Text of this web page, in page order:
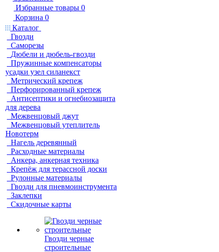
Избранные товары 0
Корзина 0
Каталог
Гвозди
Саморезы
Дюбели и дюбель-гвозди
Пружинные компенсаторы
усадки узел силанекст
Метрический крепеж
Перфорированный крепеж
Антисептики и огнебиозащита
для дерева
Межвенцовый джут
Межвенцовый утеплитель
Новотерм
Нагель деревянный
Расходные материалы
Анкера, анкерная техника
Крепёж для терассной доски
Рулонные материалы
Гвозди для пневмоинструмента
Заклепки
Скидочные карты
Гвозди черные
строительные